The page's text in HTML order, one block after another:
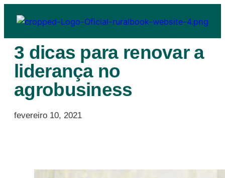
3 dicas para renovar a
liderança no
agrobusiness
fevereiro 10, 2021